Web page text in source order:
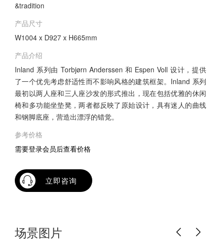
&tradition
产品尺寸
W1004 x D927 x H665mm
产品介绍
Inland 系列由 Torbjørn Anderssen 和 Espen Voll 设计，提供
了一个优先考虑舒适性而不影响风格的建筑框架。Inland 系列
最初以两人座和三人座沙发的形式推出，现在包括优雅的休闲
椅和多功能坐垫凳，两者都反映了原始设计，具有迷人的曲线
和钢脚底座，营造出漂浮的错觉。
参考价格
需要登录会员后查看价格
立即咨询
场景图片